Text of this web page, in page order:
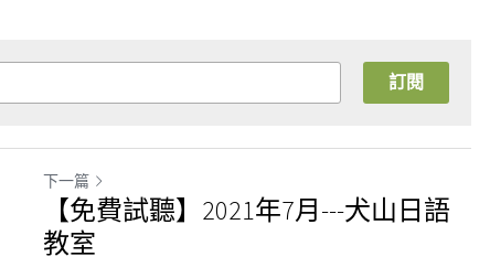
訂閱
下一篇
【免費試聽】2021年7月---犬山日語
教室